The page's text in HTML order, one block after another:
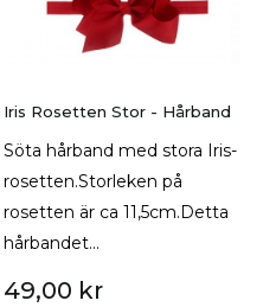
Iris Rosetten Stor - Hårband
Söta hårband med stora Iris-
rosetten.Storleken på
rosetten är ca 11,5cm.Detta
hårbandet...
49,00 kr